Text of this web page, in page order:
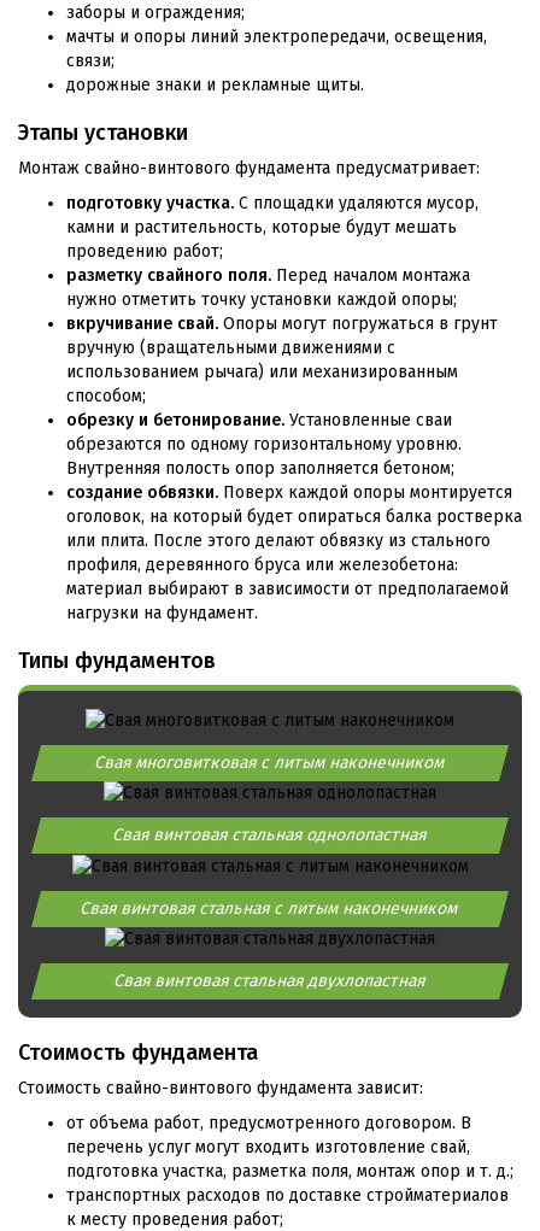
заборы и ограждения;
мачты и опоры линий электропередачи, освещения,
связи;
дорожные знаки и рекламные щиты.
Этапы установки
Монтаж свайно-винтового фундамента предусматривает:
подготовку участка. С площадки удаляются мусор,
камни и растительность, которые будут мешать
проведению работ;
разметку свайного поля. Перед началом монтажа
нужно отметить точку установки каждой опоры;
вкручивание свай. Опоры могут погружаться в грунт
вручную (вращательными движениями с
использованием рычага) или механизированным
способом;
обрезку и бетонирование. Установленные сваи
обрезаются по одному горизонтальному уровню.
Внутренняя полость опор заполняется бетоном;
создание обвязки. Поверх каждой опоры монтируется
оголовок, на который будет опираться балка ростверка
или плита. После этого делают обвязку из стального
профиля, деревянного бруса или железобетона:
материал выбирают в зависимости от предполагаемой
нагрузки на фундамент.
Типы фундаментов
Свая многовитковая с литым наконечником
Свая винтовая стальная однолопастная
Свая винтовая стальная с литым наконечником
Свая винтовая стальная двухлопастная
Стоимость фундамента
Стоимость свайно-винтового фундамента зависит:
от объема работ, предусмотренного договором. В
перечень услуг могут входить изготовление свай,
подготовка участка, разметка поля, монтаж опор и т. д.;
транспортных расходов по доставке стройматериалов
к месту проведения работ;